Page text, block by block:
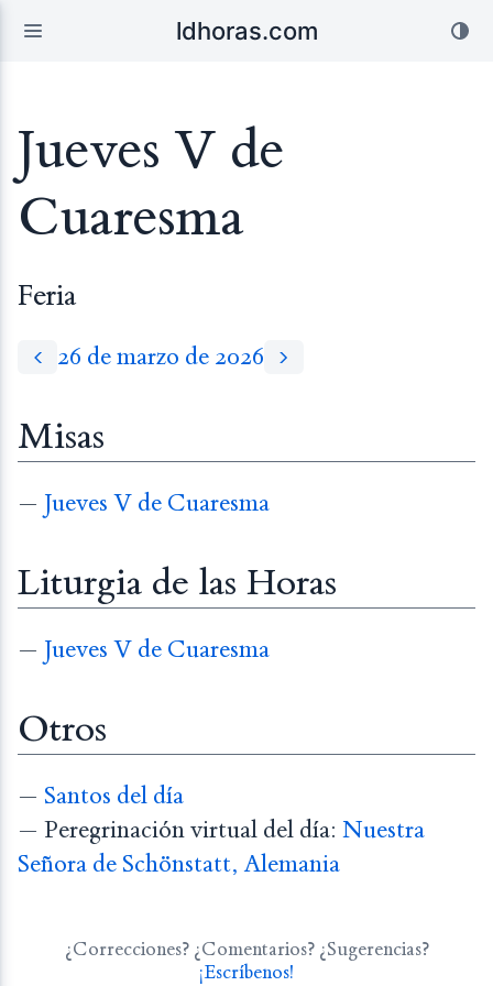
ldhoras.com
Jueves V de
Cuaresma
Feria
26 de marzo de 2026
Misas
— Jueves V de Cuaresma
Liturgia de las Horas
— Jueves V de Cuaresma
Otros
— Santos del día
— Peregrinación virtual del día: Nuestra
Señora de Schönstatt, Alemania
¿Correcciones? ¿Comentarios? ¿Sugerencias?
¡Escríbenos!